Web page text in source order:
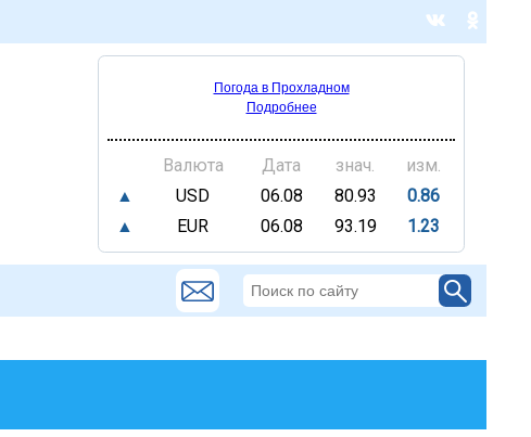
Погода в Прохладном
Подробнее
Валюта Дата знач.
изм.
▲
USD 06.08 80.93
0.86
▲
EUR 06.08 93.19 1.23